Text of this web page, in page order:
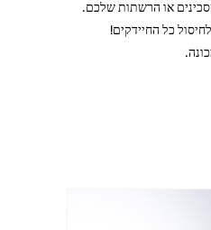
או הרשתות שלכם.